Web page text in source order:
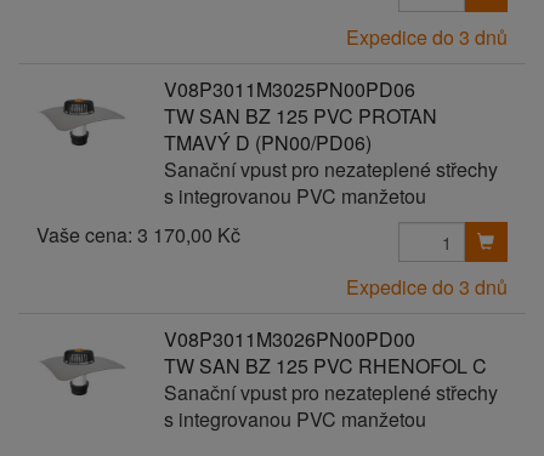
Expedice do 3 dnů
V08P3011M3025PN00PD06
TW SAN BZ 125 PVC PROTAN
TMAVÝ D (PN00/PD06)
Sanační vpust pro nezateplené střechy
s integrovanou PVC manžetou
Vaše cena: 3 170,00 Kč
Expedice do 3 dnů
V08P3011M3026PN00PD00
TW SAN BZ 125 PVC RHENOFOL C
Sanační vpust pro nezateplené střechy
s integrovanou PVC manžetou